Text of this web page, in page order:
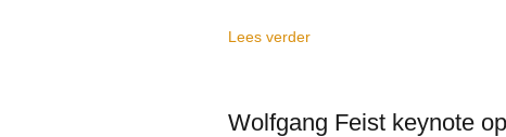
Lees verder
Wolfgang Feist keynote